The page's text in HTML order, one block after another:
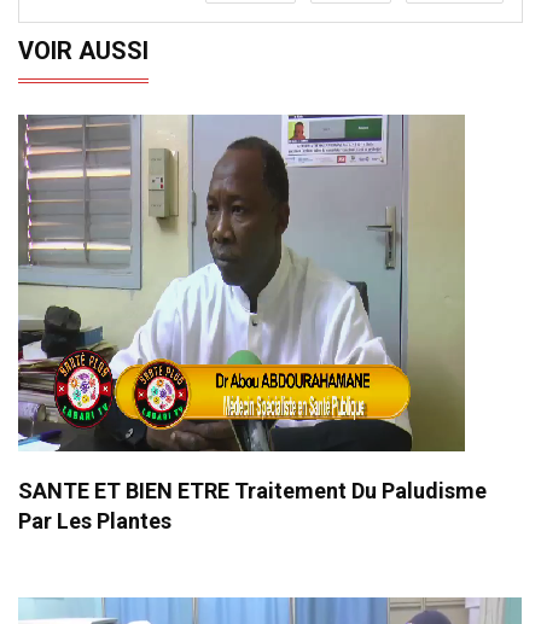
VOIR AUSSI
SANTE ET BIEN ETRE Traitement Du Paludisme
Par Les Plantes